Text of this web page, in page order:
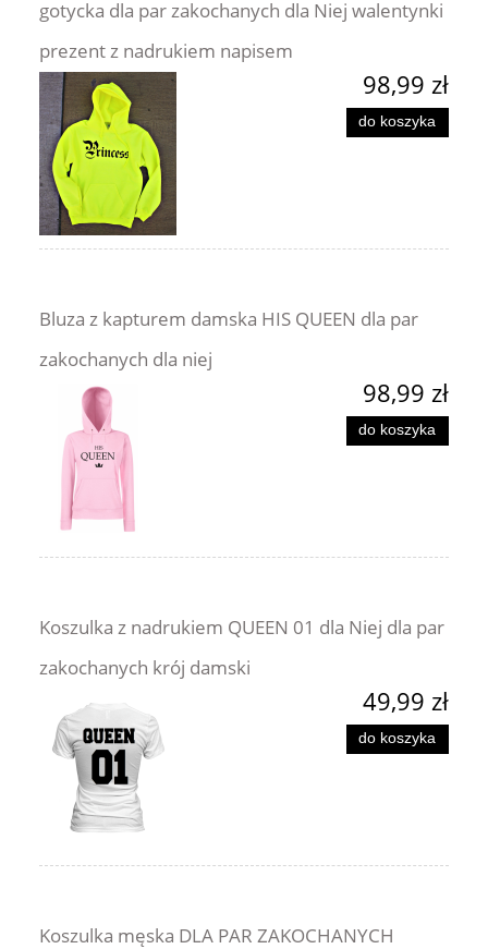
gotycka dla par zakochanych dla Niej walentynki
prezent z nadrukiem napisem
98,99 zł
do koszyka
Bluza z kapturem damska HIS QUEEN dla par
zakochanych dla niej
98,99 zł
do koszyka
Koszulka z nadrukiem QUEEN 01 dla Niej dla par
zakochanych krój damski
49,99 zł
do koszyka
Koszulka męska DLA PAR ZAKOCHANYCH